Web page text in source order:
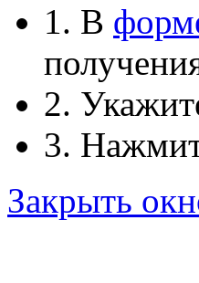
1. В
2.
3.
Закрыть